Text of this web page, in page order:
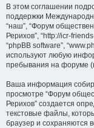
В этом соглашении
поддержки
“наш”, “Форум
Рерихов”, “http://icr-
“phpBB software”,
используют любую
пребывания на форуме
Ваша информация
просмотре “Форум
Рерихов” создается
текстовые файлы,
браузер и сохраняются